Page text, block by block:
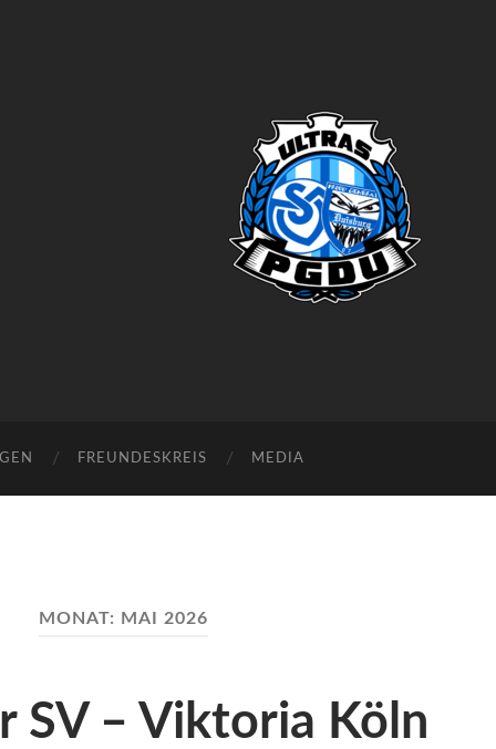
FREUNDESKREIS MEDIA
MONAT: MAI 2026
SV – Viktoria Köln